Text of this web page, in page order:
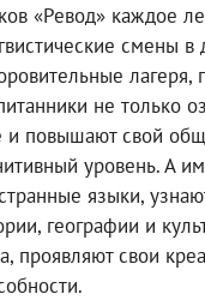
«Ревод» каждое
смены в
лагеря,
не только
повышают свой
уровень. А
языки,
географии и
проявляют свои